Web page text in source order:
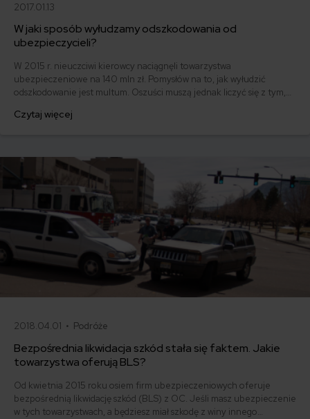
2017.01.13
W jaki sposób wyłudzamy odszkodowania od
ubezpieczycieli?
W 2015 r. nieuczciwi kierowcy naciągnęli towarzystwa
ubezpieczeniowe na 140 mln zł. Pomysłów na to, jak wyłudzić
odszkodowanie jest multum. Oszuści muszą jednak liczyć się z tym,
odszkodowania komunikacyjne?
Czytaj więcej
2018.04.01 • Podróże
Bezpośrednia likwidacja szkód stała się faktem. Jakie
towarzystwa oferują BLS?
Od kwietnia 2015 roku osiem firm ubezpieczeniowych oferuje
bezpośrednią likwidację szkód (BLS) z OC. Jeśli masz ubezpieczenie
w tych towarzystwach, a będziesz miał szkodę z winy innego